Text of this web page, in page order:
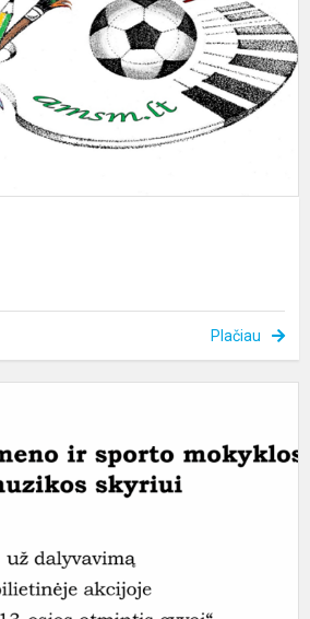
Plačiau